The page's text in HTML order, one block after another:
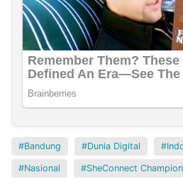
Bandung Dunia Digital
Nasional SheConnect Champion